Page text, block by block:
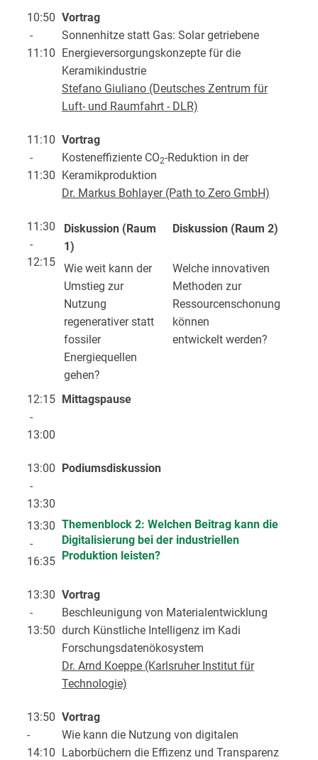
10:50
-
11:10
Vortrag
Sonnenhitze statt Gas: Solar getriebene
Energieversorgungskonzepte für die
Keramikindustrie
Stefano Giuliano (Deutsches Zentrum für
Luft- und Raumfahrt - DLR)
11:10
-
11:30
Vortrag
Kosteneffiziente CO2-Reduktion in der
Keramikproduktion
Dr. Markus Bohlayer (Path to Zero GmbH)
11:30
-
12:15
Diskussion (Raum
1)
Diskussion (Raum 2)
Wie weit kann der
Umstieg zur
Nutzung
regenerativer statt
fossiler
Energiequellen
gehen?
Welche innovativen
Methoden zur
Ressourcenschonung
können
entwickelt werden?
12:15
-
13:00
Mittagspause
13:00
-
13:30
Podiumsdiskussion
13:30
-
16:35
Themenblock 2: Welchen Beitrag kann die
Digitalisierung bei der industriellen
Produktion leisten?
13:30
-
13:50
Vortrag
Beschleunigung von Materialentwicklung
durch Künstliche Intelligenz im Kadi
Forschungsdatenökosystem
Dr. Arnd Koeppe (Karlsruher Institut für
Technologie)
13:50
-
14:10
Vortrag
Wie kann die Nutzung von digitalen
Laborbüchern die Effizenz und Transparenz